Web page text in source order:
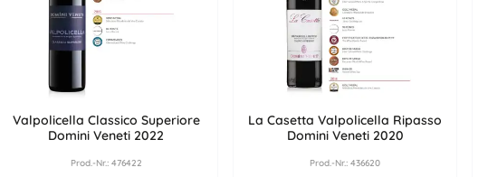
Valpolicella Classico Superiore
Domini Veneti 2022
Prod.-Nr.: 476422
La Casetta Valpolicella Ripasso
Domini Veneti 2020
Prod.-Nr.: 436620